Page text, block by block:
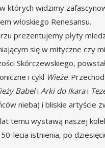
których widzimy
włoskiego Renesansu.
prezentujemy płyty
się w mityczne czy
Skórczewskiego,
i cykl Wieże.
Babeli Arki do Ikarai
nieba) i bliskie artyście
temu wystawą naszej
lecia istnienia, po